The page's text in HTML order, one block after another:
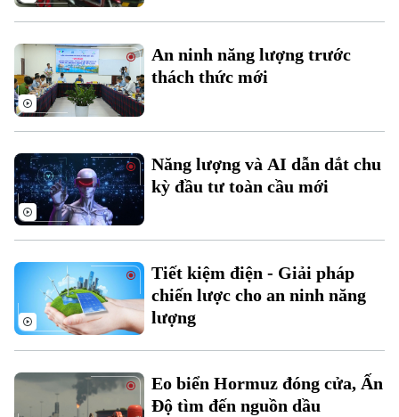
Chuyên mục
Hà Nội
An ninh năng lượng trước
thách thức mới
Năng lượng và AI dẫn dắt chu
kỳ đầu tư toàn cầu mới
Tiết kiệm điện - Giải pháp
chiến lược cho an ninh năng
lượng
Eo biển Hormuz đóng cửa, Ấn
Độ tìm đến nguồn dầu